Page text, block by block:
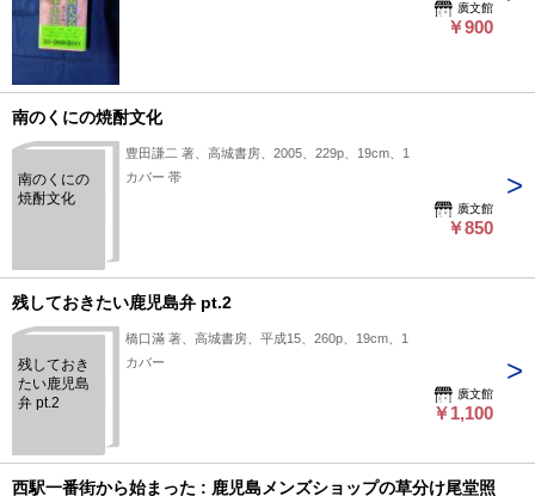
廣文館
￥900
南のくにの焼酎文化
南のくにの
焼酎文化
豊田謙二 著、高城書房、2005、229p、19cm、1
カバー 帯
廣文館
￥850
残しておきたい鹿児島弁 pt.2
残しておき
たい鹿児島
弁 pt.2
橋口滿 著、高城書房、平成15、260p、19cm、1
カバー
廣文館
￥1,100
西駅一番街から始まった : 鹿児島メンズショップの草分け尾堂照